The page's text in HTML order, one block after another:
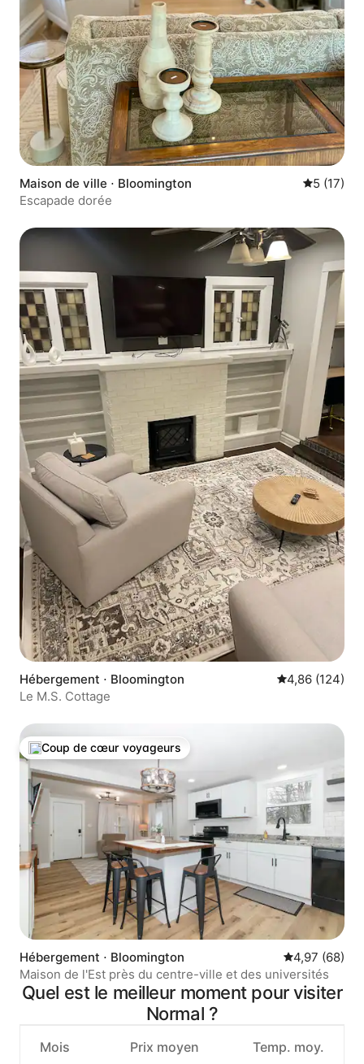
Maison de ville ⋅ Bloomington
5 (17)
Escapade dorée
Hébergement ⋅ Bloomington Évaluation
4,86 (124)
Le M.S. Cottage
Coups de cœur voyageurs les plus appréciés
Coup de cœur voyageurs
Hébergement ⋅ Bloomington Évaluation
4,97 (68)
Maison de l'Est près du centre-ville et des universités
Quel est le meilleur moment pour visiter
Normal ?
Mois Prix moyen Temp. moy.